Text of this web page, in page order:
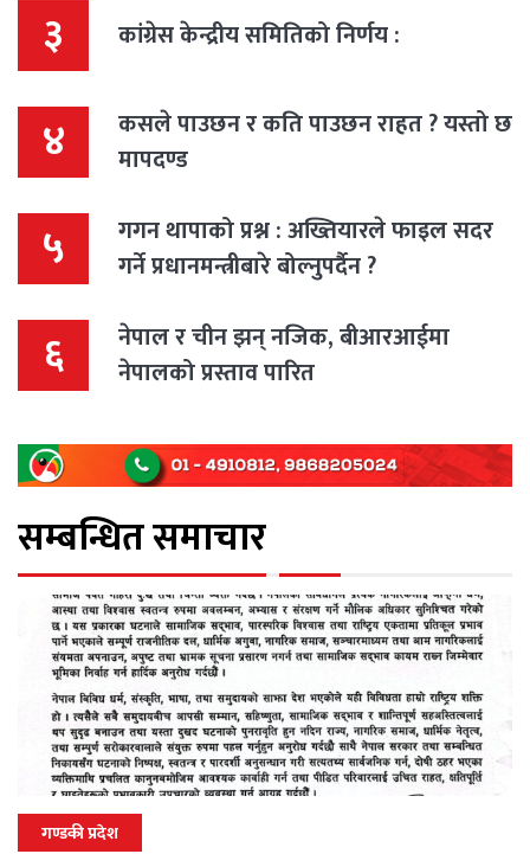
३ कांग्रेस केन्द्रीय समितिको निर्णय :
४
कसले पाउछन र कति पाउछन राहत ? यस्तो छ
मापदण्ड
५
गगन थापाको प्रश्न : अख्तियारले फाइल सदर
गर्ने प्रधानमन्त्रीबारे बोल्नुपर्दैन ?
६
नेपाल र चीन झन् नजिक, बीआरआईमा
नेपालको प्रस्ताव पारित
सम्बन्धित समाचार
गण्डकी प्रदेश